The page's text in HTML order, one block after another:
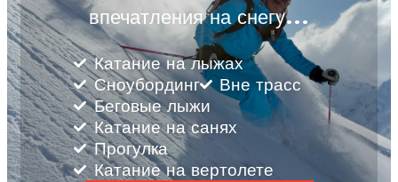
впечатления на снегу…
Катание на лыжах
Сноубординг
Вне трасс
Беговые лыжи
Катание на санях
Прогулка
Катание на вертолете